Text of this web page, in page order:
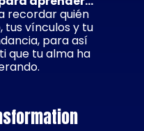
recordar quién
tus vínculos y tu
para así
que tu alma ha